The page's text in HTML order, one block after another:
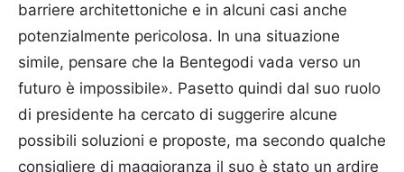
barriere architettoniche e in alcuni casi anche
potenzialmente pericolosa. In una situazione
simile, pensare che la Bentegodi vada verso un
futuro è impossibile». Pasetto quindi dal suo ruolo
di presidente ha cercato di suggerire alcune
possibili soluzioni e proposte, ma secondo qualche
consigliere di maggioranza il suo è stato un ardire